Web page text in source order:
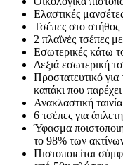
Ελαστικές
Τσέπες στο
2 πλαϊνές τσέπες
Εσωτερικές κάτω
Δεξιά εσωτερική
Προστατευτικό για
καπάκι που
Ανακλαστική
6 τσέπες για
Ύφασμα
το 98% των
Πιστοποιείται